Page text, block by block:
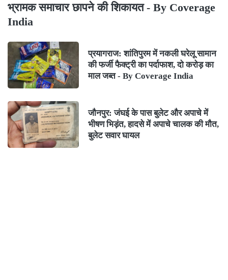
भ्रामक समाचार छापने की शिकायत - By Coverage
India
प्रयागराज: शांतिपुरम में नकली घरेलू सामान
की फर्जी फैक्ट्री का पर्दाफाश, दो करोड़ का
माल जब्त - By Coverage India
जौनपुर: जंघई के पास बुलेट और अपाचे में
भीषण भिड़ंत, हादसे में अपाचे चालक की मौत,
बुलेट सवार घायल